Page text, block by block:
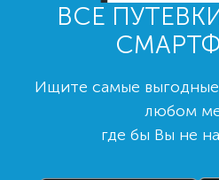
ВСЕ
Ищите самые
любом
где бы Вы не